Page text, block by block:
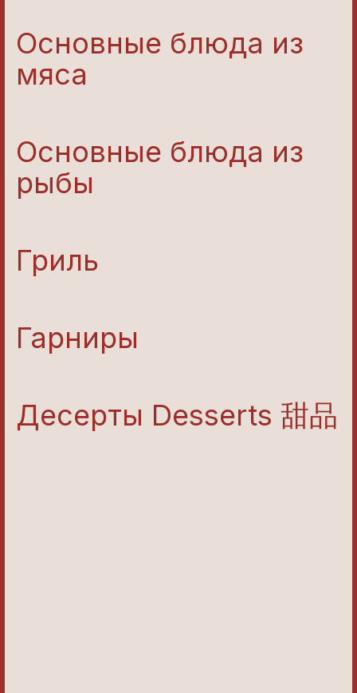
Основные блюда из
мяса
Основные блюда из
рыбы
Гриль
Гарниры
Десерты Desserts 甜品